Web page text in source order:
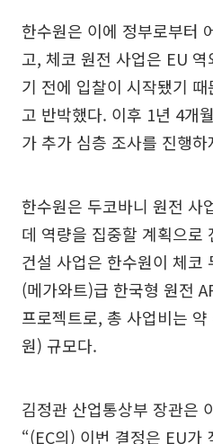
한수원은 이에 정부로부터
고, 체코 원전 사업은 EU
기 전에 입찰이 시작됐기
고 반박했다. 이후 1년 4개
가 추가 심층 조사를 진행
한수원은 두코바니 원전 사
데 역량을 집중할 계획으로
건설 사업은 한수원이 체코
(메가와트)급 한국형 원전
프로젝트로, 총 사업비는
원) 규모다.
김정관 산업통상부 장관은
“(EC의) 이번 결정은 EU가